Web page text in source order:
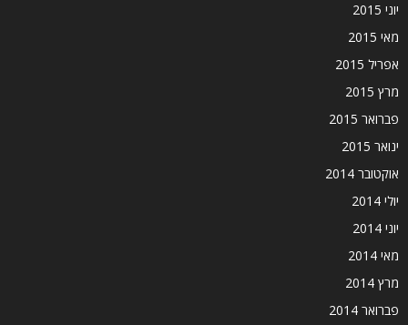
יוני 2015
מאי 2015
אפריל 2015
מרץ 2015
פברואר 2015
ינואר 2015
אוקטובר 2014
יולי 2014
יוני 2014
מאי 2014
מרץ 2014
פברואר 2014